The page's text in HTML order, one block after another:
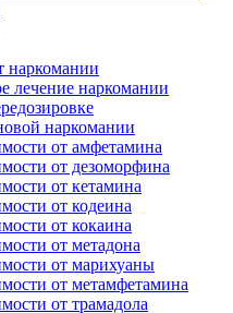
наркомании
лечение наркомании
наркомании
от амфетамина
от дезоморфина
от кетамина
от кодеина
от кокаина
от метадона
от марихуаны
от метамфетамина
от трамадола